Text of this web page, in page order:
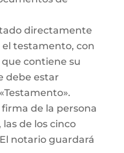
directamente
testamento, con
contiene su
debe estar
de la persona
de los cinco
notario guardará